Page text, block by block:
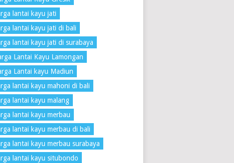
lantai kayu jati
lantai kayu jati di bali
lantai kayu jati di surabaya
Lantai Kayu Lamongan
Lantai kayu Madiun
lantai kayu mahoni di bali
lantai kayu malang
lantai kayu merbau
lantai kayu merbau di bali
lantai kayu merbau surabaya
lantai kayu situbondo